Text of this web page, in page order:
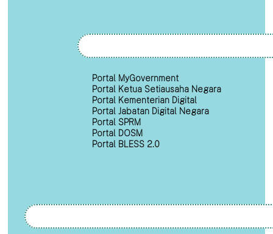
Portal MyGovernment
Portal Ketua Setiausaha Negara
Portal Kementerian Digital
Portal Jabatan Digital Negara
Portal SPRM
Portal DOSM
Portal BLESS 2.0